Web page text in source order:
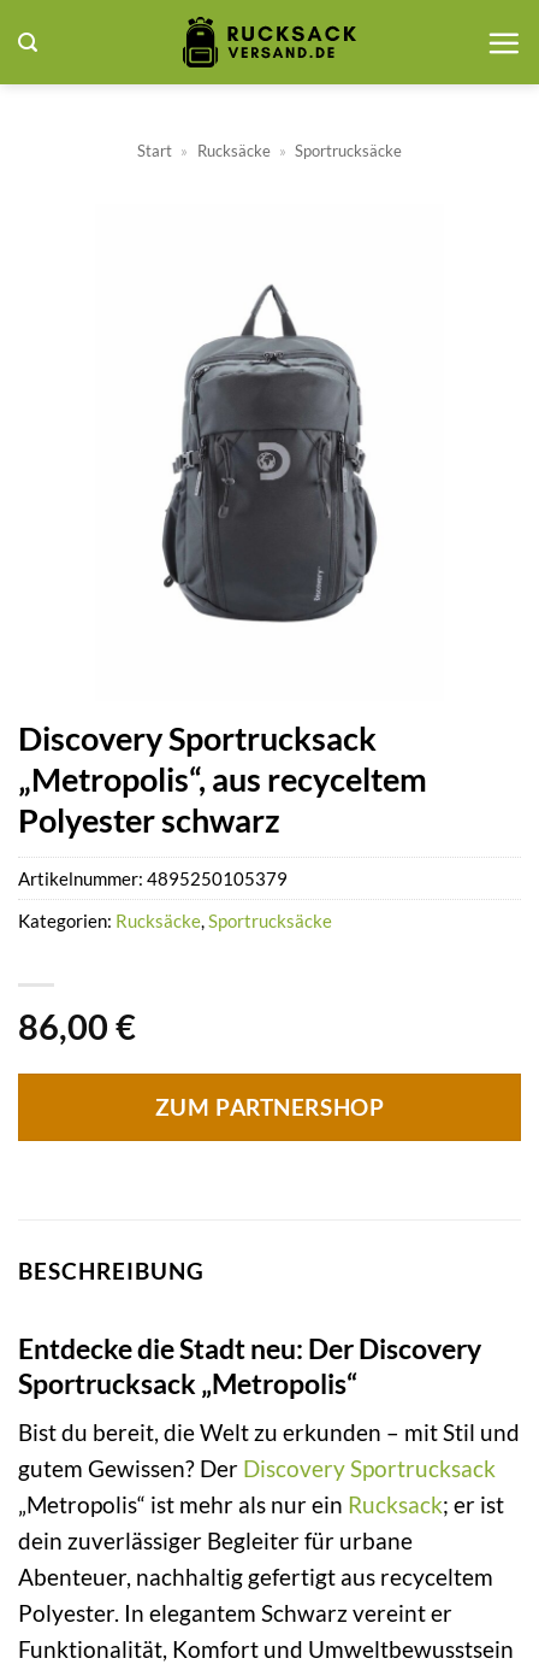
Inhalt
springen
Start » Rucksäcke » Sportrucksäcke
Discovery Sportrucksack
„Metropolis“, aus recyceltem
Polyester schwarz
86,00 €
ZUM PARTNERSHOP
Artikelnummer: 4895250105379
Kategorien: Rucksäcke,Sportrucksäcke
BESCHREIBUNG
Entdecke die Stadt neu: Der Discovery
Sportrucksack „Metropolis“
Bist du bereit, die Welt zu erkunden – mit Stil und
gutem Gewissen? Der DiscoverySportrucksack
„Metropolis“ ist mehr als nur ein Rucksack; er ist
dein zuverlässiger Begleiter für urbane
Abenteuer, nachhaltig gefertigt aus recyceltem
Polyester. In elegantem Schwarz vereint er
Funktionalität, Komfort und Umweltbewusstsein